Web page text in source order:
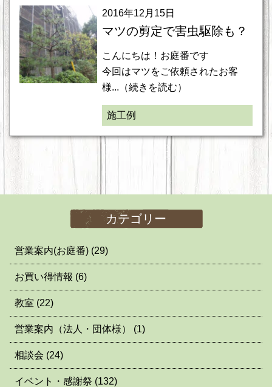
2016年12月15日
マツの剪定で害虫駆除も？
こんにちは！お庭番です
今回はマツをご依頼されたお客
様...（続きを読む）
施工例
カテゴリー
営業案内(お庭番) (29)
お買い得情報 (6)
教室 (22)
営業案内（法人・団体様） (1)
相談会 (24)
イベント・感謝祭 (132)